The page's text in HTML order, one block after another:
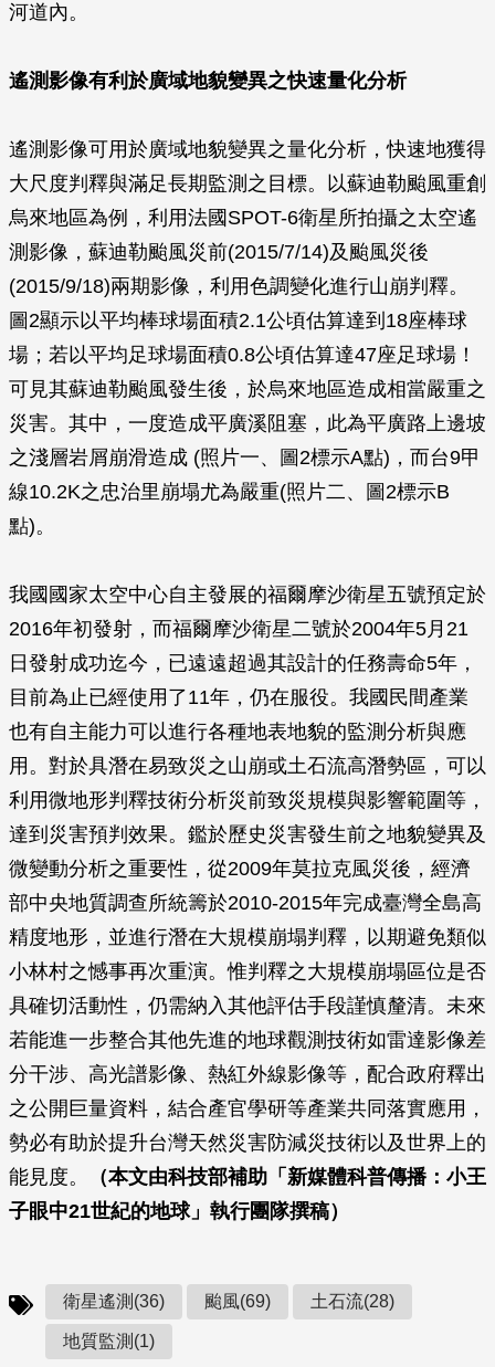
河道內。
遙測影像有利於廣域地貌變異之快速量化分析
遙測影像可用於廣域地貌變異之量化分析，快速地獲得
大尺度判釋與滿足長期監測之目標。以蘇迪勒颱風重創
烏來地區為例，利用法國SPOT-6衛星所拍攝之太空遙
測影像，蘇迪勒颱風災前(2015/7/14)及颱風災後
(2015/9/18)兩期影像，利用色調變化進行山崩判釋。
圖2顯示以平均棒球場面積2.1公頃估算達到18座棒球
場；若以平均足球場面積0.8公頃估算達47座足球場！
可見其蘇迪勒颱風發生後，於烏來地區造成相當嚴重之
災害。其中，一度造成平廣溪阻塞，此為平廣路上邊坡
之淺層岩屑崩滑造成 (照片一、圖2標示A點)，而台9甲
線10.2K之忠治里崩塌尤為嚴重(照片二、圖2標示B
點)。
我國國家太空中心自主發展的福爾摩沙衛星五號預定於
2016年初發射，而福爾摩沙衛星二號於2004年5月21
日發射成功迄今，已遠遠超過其設計的任務壽命5年，
目前為止已經使用了11年，仍在服役。我國民間產業
也有自主能力可以進行各種地表地貌的監測分析與應
用。對於具潛在易致災之山崩或土石流高潛勢區，可以
利用微地形判釋技術分析災前致災規模與影響範圍等，
達到災害預判效果。鑑於歷史災害發生前之地貌變異及
微變動分析之重要性，從2009年莫拉克風災後，經濟
部中央地質調查所統籌於2010-2015年完成臺灣全島高
精度地形，並進行潛在大規模崩塌判釋，以期避免類似
小林村之憾事再次重演。惟判釋之大規模崩塌區位是否
具確切活動性，仍需納入其他評估手段謹慎釐清。未來
若能進一步整合其他先進的地球觀測技術如雷達影像差
分干涉、高光譜影像、熱紅外線影像等，配合政府釋出
之公開巨量資料，結合產官學研等產業共同落實應用，
勢必有助於提升台灣天然災害防減災技術以及世界上的
能見度。
（本文由科技部補助「新媒體科普傳播：小王
子眼中21世紀的地球」執行團隊撰稿）
衛星遙測(36) 颱風(69) 土石流(28)
地質監測(1)